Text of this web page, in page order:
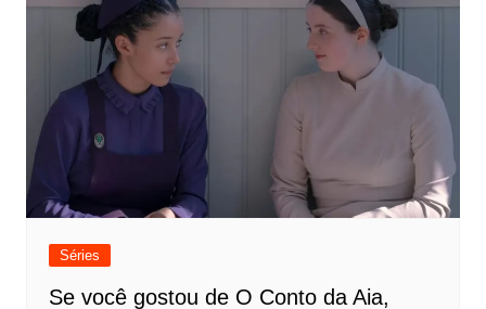
Séries
Se você gostou de O Conto da Aia,